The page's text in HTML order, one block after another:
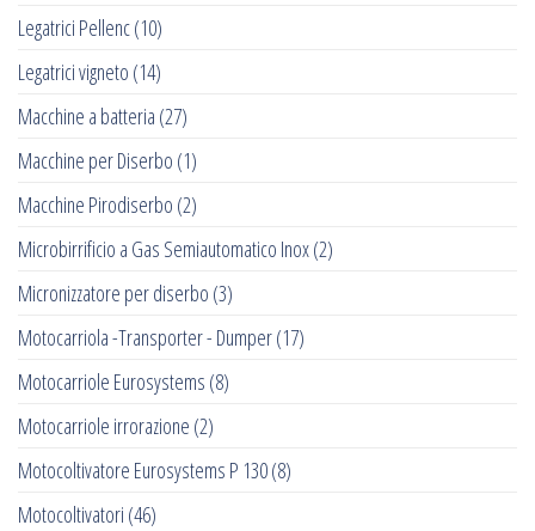
Legatrici Pellenc(10)
Legatrici vigneto (14)
Macchine a batteria (27)
Macchine per Diserbo (1)
Macchine Pirodiserbo (2)
Microbirrificio a Gas Semiautomatico Inox(2)
Micronizzatore per diserbo (3)
Motocarriola -Transporter - Dumper(17)
Motocarriole Eurosystems (8)
Motocarriole irrorazione (2)
Motocoltivatore Eurosystems P 130(8)
Motocoltivatori (46)